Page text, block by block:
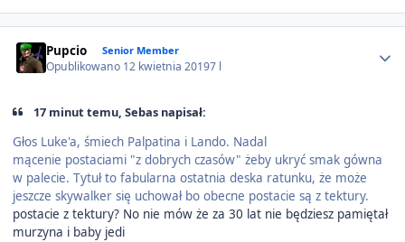
Pupcio Senior Member
Opublikowano 12 kwietnia 20197 l
17 minut temu, Sebas napisał:
Głos Luke'a, śmiech Palpatina i Lando. Nadal
mącenie postaciami "z dobrych czasów" żeby ukryć smak gówna
w palecie. Tytuł to fabularna ostatnia deska ratunku, że może
jeszcze skywalker się uchował bo obecne postacie są z tektury.
postacie z tektury? No nie mów że za 30 lat nie będziesz pamiętał
murzyna i baby jedi